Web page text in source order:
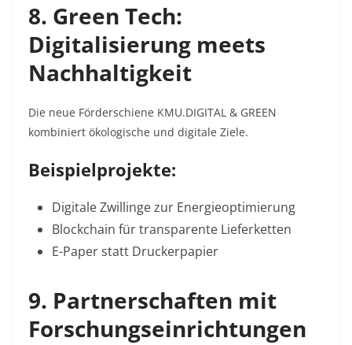
8. Green Tech:
Digitalisierung meets
Nachhaltigkeit
Die neue Förderschiene KMU.DIGITAL & GREEN
kombiniert ökologische und digitale Ziele.
Beispielprojekte:
Digitale Zwillinge zur Energieoptimierung
Blockchain für transparente Lieferketten
E-Paper statt Druckerpapier
9. Partnerschaften mit
Forschungseinrichtungen